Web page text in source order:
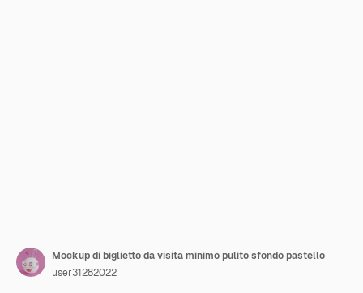
Mockup di biglietto da visita minimo pulito sfondo pastello
user31282022